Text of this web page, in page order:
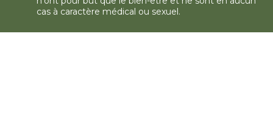
cas à caractère médical ou sexuel.